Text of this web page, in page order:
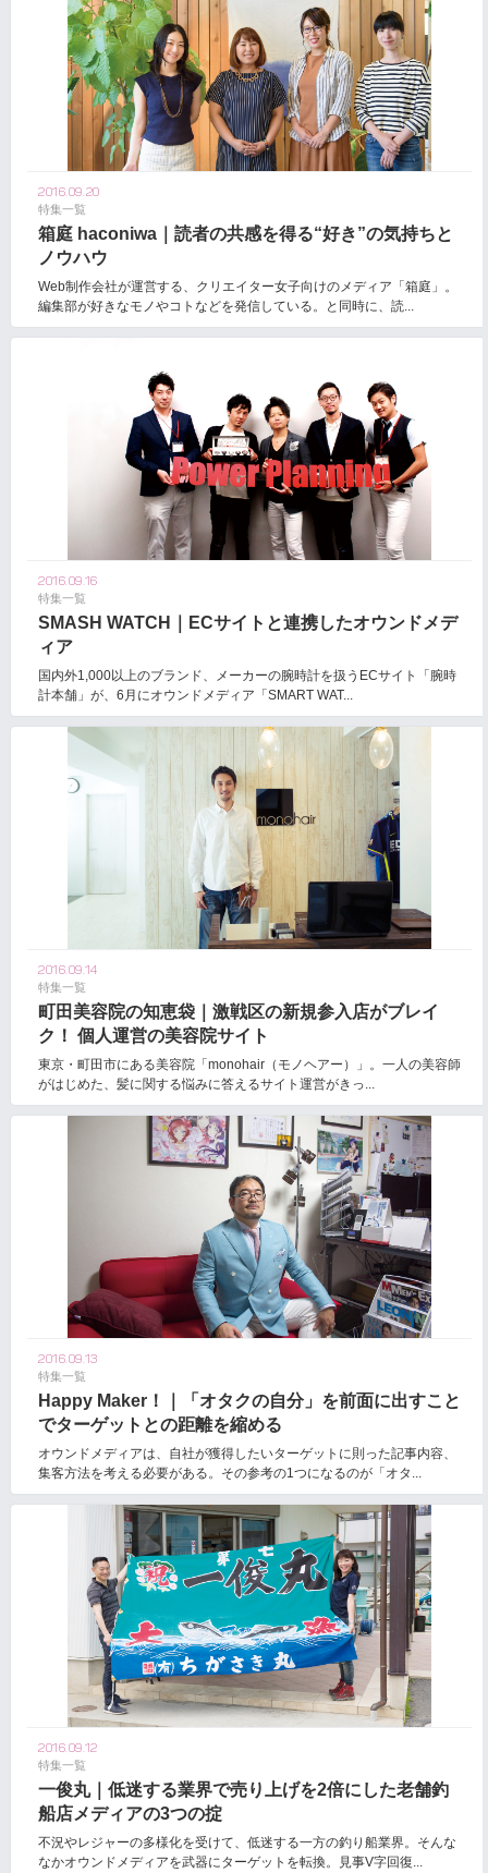
2016.09.20
特集一覧
箱庭 haconiwa｜読者の共感を得る“好き”の気持ちと
ノウハウ
Web制作会社が運営する、クリエイター女子向けのメディア「箱庭」。
編集部が好きなモノやコトなどを発信している。と同時に、読...
2016.09.16
特集一覧
SMASH WATCH｜ECサイトと連携したオウンドメデ
ィア
国内外1,000以上のブランド、メーカーの腕時計を扱うECサイト「腕時
計本舗」が、6月にオウンドメディア「SMART WAT...
2016.09.14
特集一覧
町田美容院の知恵袋｜激戦区の新規参入店がブレイ
ク！ 個人運営の美容院サイト
東京・町田市にある美容院「monohair（モノヘアー）」。一人の美容師
がはじめた、髪に関する悩みに答えるサイト運営がきっ...
2016.09.13
特集一覧
Happy Maker！｜「オタクの自分」を前面に出すこと
でターゲットとの距離を縮める
オウンドメディアは、自社が獲得したいターゲットに則った記事内容、
集客方法を考える必要がある。その参考の1つになるのが「オタ...
2016.09.12
特集一覧
一俊丸｜低迷する業界で売り上げを2倍にした老舗釣
船店メディアの3つの掟
不況やレジャーの多様化を受けて、低迷する一方の釣り船業界。そんな
なかオウンドメディアを武器にターゲットを転換。見事V字回復...